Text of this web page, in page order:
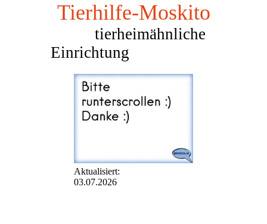
Tierhilfe-Moskito
tierheimähnliche
Einrichtung
Aktualisiert:
03.07.2026